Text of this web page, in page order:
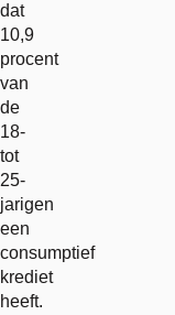
dat
10,9
procent
van
de
18-
tot
25-
jarigen
een
consumptief
krediet
heeft.